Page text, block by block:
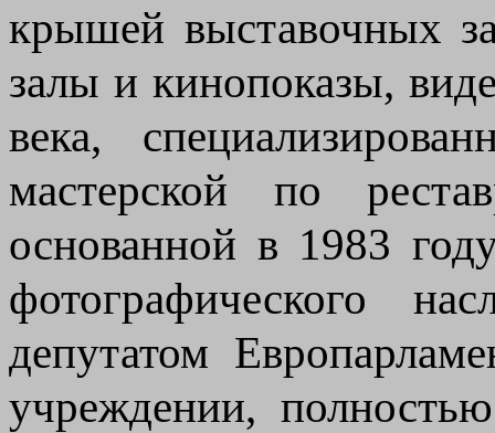
крышей выставочных
залы и кинопоказы,
века,
мастерской по
основанной в 1983
фотографического
депутатом
учреждении,